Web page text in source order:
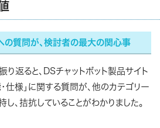
への質問が、検討者の最大の関心事
返ると、DSチャットボット製品サイト
・仕様」に関する質問が、他のカテゴリー
、拮抗していることがわかりました。